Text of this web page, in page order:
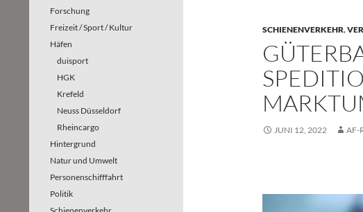
SCHIENENVERKEHR,
JUNI 12, 2022 AF-
Forschung
Freizeit / Sport / Kultur
Häfen
duisport
HGK
Krefeld
Neuss Düsseldorf
Rheincargo
Hintergrund
Natur und Umwelt
Personenschifffahrt
Politik